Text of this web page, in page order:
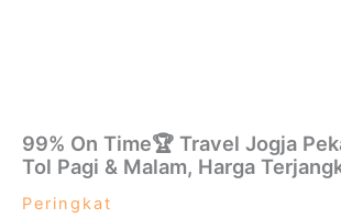
99% On Time🏆 Travel Jogja
Tol Pagi & Malam, Harga
Peringkat